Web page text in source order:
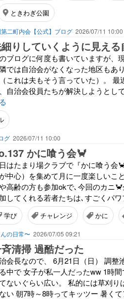
ときわぎ公園
二町内会【公式】ブログ 2026/07/11 10:00
ブログに何度も書いていますが、
では自治会がなくなった地区もあ
これは夫もそう言っていた）。
自治会役員たちが解決しようとし
グ 2026/07/11 10:00
かに喰う会🦀
はたまり場クラブで『かに喰う会
中心）を集めて月に一度楽しいこ
高齢の方も参加okで､今回のカニ
してくれる若者たちは､すごくパ
学び チャレンジ かに
の日常〜 2026/07/05 09:21
清掃 過酷だった
会長なので、 6月21日（日） 調
中で 女子が私一人だったww 1時
ないぐらい広い。 私的には草刈
い 朝7時～8時ってキッツー 暑く